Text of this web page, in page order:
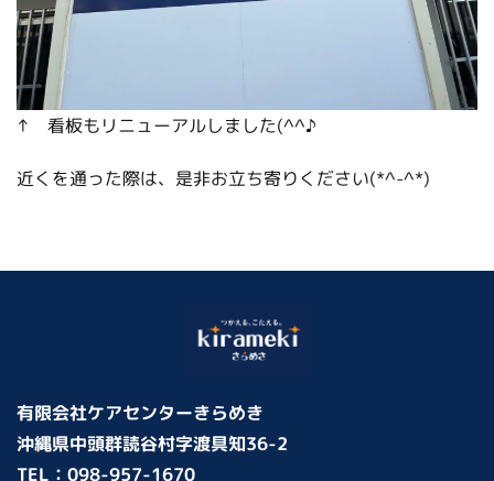
↑ 看板もリニューアルしました(^^♪
近くを通った際は、是非お立ち寄りください(*^-^*)
有限会社ケアセンターきらめき
沖縄県中頭群読谷村字渡具知36-2
TEL： 098-957-1670